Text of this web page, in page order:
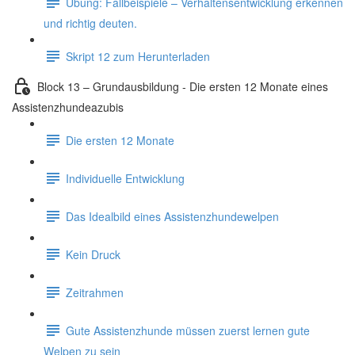
und richtig deuten.
Skript 12 zum Herunterladen
Block 13 – Grundausbildung - Die ersten 12 Monate eines
Assistenzhundeazubis
Die ersten 12 Monate
Individuelle Entwicklung
Das Idealbild eines Assistenzhundewelpen
Kein Druck
Zeitrahmen
Gute Assistenzhunde müssen zuerst lernen gute
Welpen zu sein